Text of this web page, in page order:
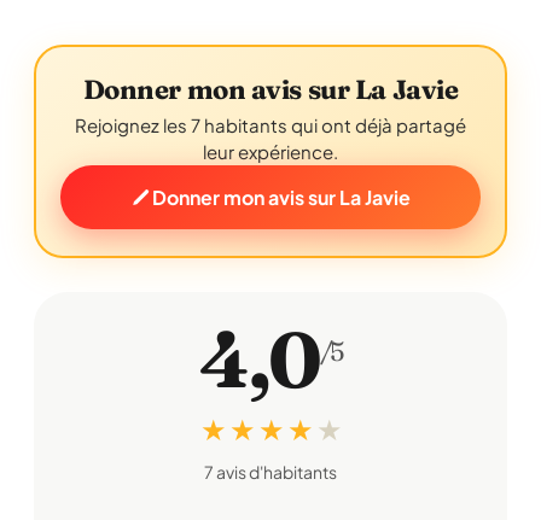
Donner mon avis sur La Javie
Rejoignez les 7 habitants qui ont déjà partagé
leur expérience.
Donner mon avis sur La Javie
4,0/5
★ ★ ★ ★ ★
7 avis d'habitants